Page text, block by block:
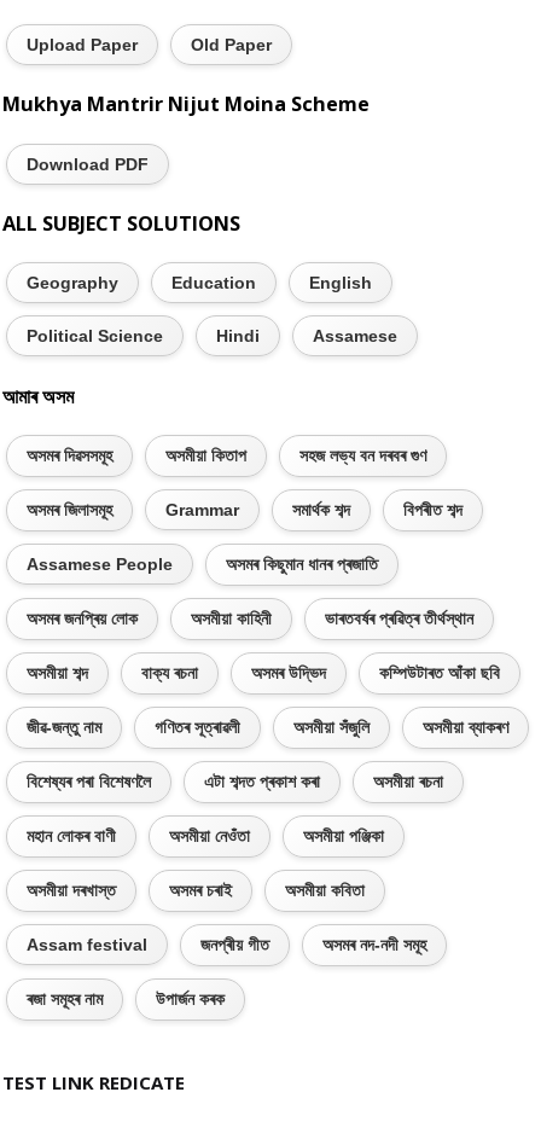
Upload Paper Old Paper
Mukhya Mantrir Nijut Moina Scheme
Download PDF
ALL SUBJECT SOLUTIONS
Geography Education English
Political Science Hindi Assamese
আমাৰ অসম
অসমৰ দিৱসসমূহ অসমীয়া কিতাপ সহজ লভ্য বন দৰবৰ গুণ
অসমৰ জিলাসমূহ Grammar সমাৰ্থক শব্দ বিপৰীত শব্দ
Assamese People অসমৰ কিছুমান ধানৰ প্ৰজাতি
অসমৰ জনপ্ৰিয় লোক অসমীয়া কাহিনী ভাৰতবৰ্ষৰ প্ৰৱিত্ৰ তীৰ্থস্থান
অসমীয়া শব্দ বাক্য ৰচনা অসমৰ উদ্ভিদ কম্পিউটাৰত আঁকা ছবি
জীৱ-জন্তু নাম গণিতৰ সূত্ৰাৱলী অসমীয়া সঁজুলি অসমীয়া ব্যাকৰণ
বিশেষ্যৰ পৰা বিশেষণলৈ এটা শব্দত প্ৰকাশ কৰা অসমীয়া ৰচনা
মহান লোকৰ বাণী অসমীয়া নেওঁতা অসমীয়া পঞ্জিকা
অসমীয়া দৰখাস্ত অসমৰ চৰাই অসমীয়া কবিতা
Assam festival জনপ্ৰীয় গীত অসমৰ নদ-নদী সমূহ
ৰজা সমূহৰ নাম উপাৰ্জন কৰক
TEST LINK REDICATE